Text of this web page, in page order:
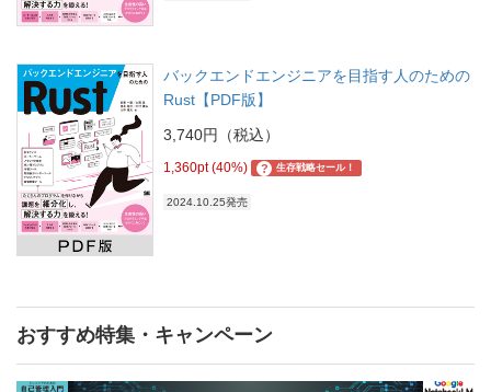
バックエンドエンジニアを目指す人のための
Rust【PDF版】
3,740円（税込）
1,360pt (40%) ? 生存戦略セール！
2024.10.25発売
おすすめ特集・キャンペーン